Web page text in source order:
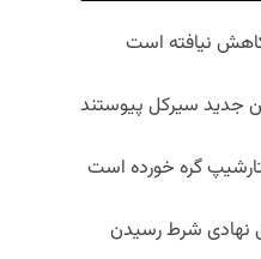
نیافته است
جدید سیرکل پیوستند
گره خورده است
شرط رسیدن